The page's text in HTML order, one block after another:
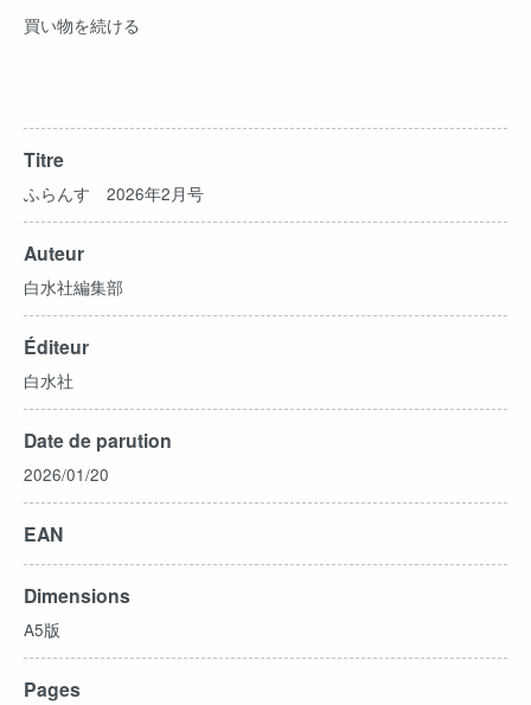
買い物を続ける
Titre
ふらんす 2026年2月号
Auteur
白水社編集部
Éditeur
白水社
Date de parution
2026/01/20
EAN
Dimensions
A5版
Pages